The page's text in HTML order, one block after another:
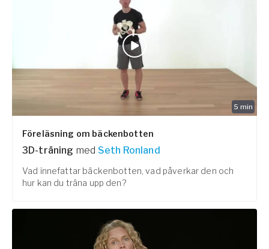
5 min
Föreläsning om bäckenbotten
3D-träning med Seth Ronland
Vad innefattar bäckenbotten, vad påverkar den och
hur kan du träna upp den?